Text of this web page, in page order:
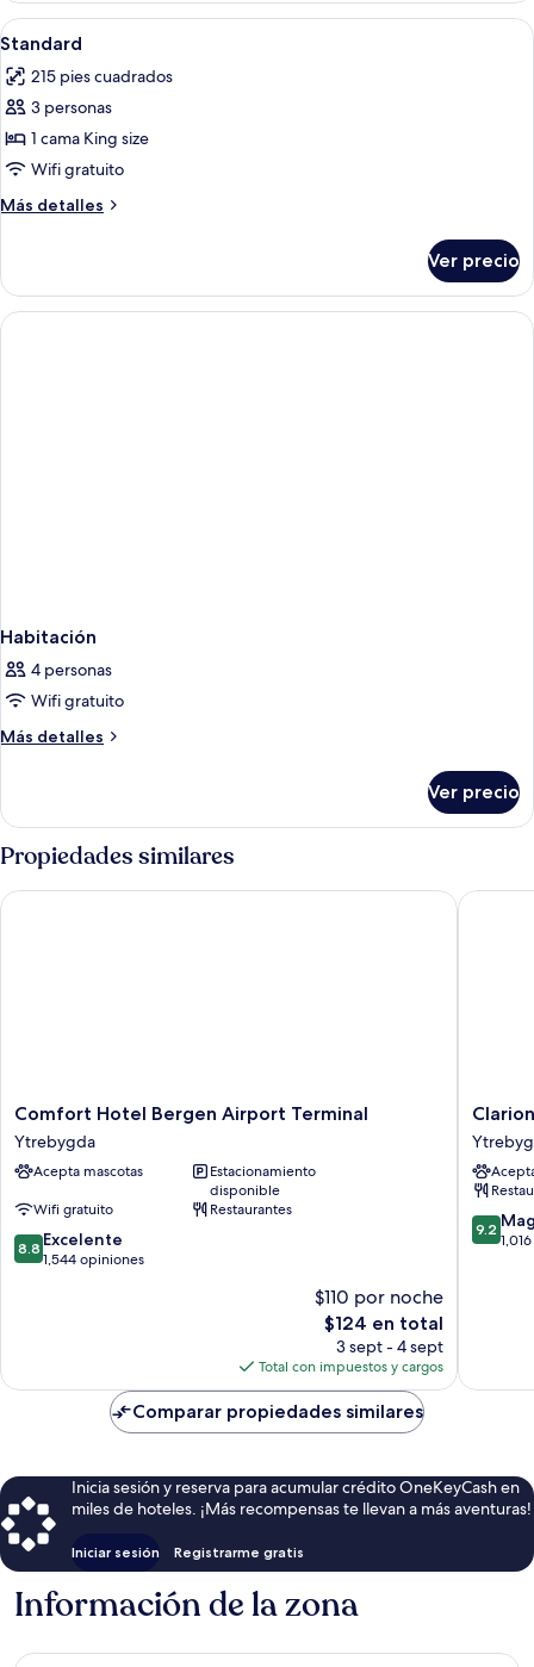
Abrir
todas
las
fotos
de
Standard
Caja de seguridad en la habitación,
1
Standard
215 pies cuadrados
3 personas
1 cama King size
Wifi gratuito
Más detalles
Más
Ver precio
Habitación
4 personas
Wifi gratuito
Más detalles
Más
Ver precio
Propiedades similares
Comfort
Hotel
Bergen
Airport
Ytrebygda
Comfort Hotel Bergen Airport Terminal
Ytrebygda
Acepta mascotas
Estacionamiento
disponible
Wifi gratuito
Restaurantes
8.8
de
8.8 Excelente
1,544 opiniones
$110 por noche
El
precio
actual
es
de
$124
$124 en total
3 sept - 4 sept
Total con impuestos y cargos
Comfort Hotel Bergen Airport Terminal
Clarion
Hotel
Bergen
Airport
Terminal
9.2
de
9.2
Clarion
Comparar propiedades similares
Inicia sesión y reserva para acumular crédito OneKeyCash en
miles de hoteles. ¡Más recompensas te llevan a más aventuras!
Iniciar sesión Registrarme gratis
Información de la zona